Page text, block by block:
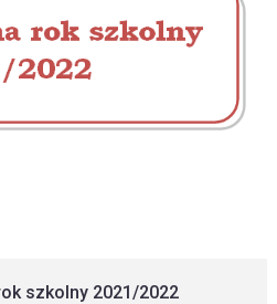
szkolny 2021/2022